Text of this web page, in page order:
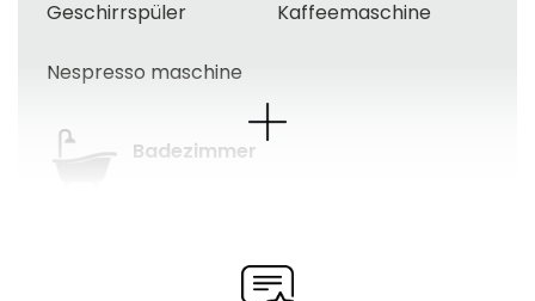
Geschirrspüler Kaffeemaschine
Nespresso maschine
Badezimmer